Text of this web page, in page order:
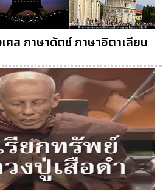
ศส ภาษาดัตช์ ภาษาอิตาเลียน